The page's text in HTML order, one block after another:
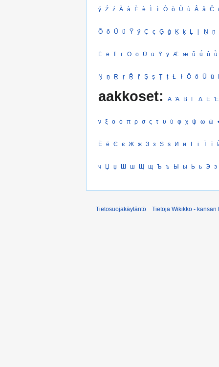
ý Ź ź À à È è Ì ì Ò ò Ù ù Â â Ĉ
Õ õ Ũ ũ Ỹ ỹ Ç ç Ģ ģ Ķ ķ Ļ ļ Ņ ņ
Ē ē Ī ī Ō ō Ū ū Ȳ ȳ Ǣ ǣ ǖ ǘ ǚ ǜ
Ṇ ṇ Ṛ ṛ Ṝ ṝ Ṣ ṣ Ṭ ṭ Ł ł Ő ő Ű ű
aakkoset: Α Ά Β Γ Δ Ε Έ
ν ξ ο ό π ρ σ ς τ υ ύ φ χ ψ ω ώ •
Ё ё Є є Ж ж З з Ѕ ѕ И и І і Ї ї
ч Џ џ Ш ш Щ щ Ъ ъ Ы ы Ь ь Э э
Tietosuojakäytäntö Tietoja Wikikko - kansan